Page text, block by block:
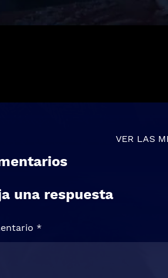
VER LAS
una respuesta
*